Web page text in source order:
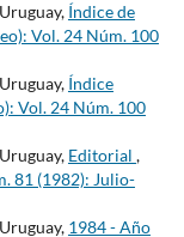
Índice de
Vol. 24 Núm. 100
Índice
Vol. 24 Núm. 100
Editorial ,
81 (1982): Julio-
1984 - Año